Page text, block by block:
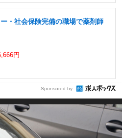
・社会保険完備の職場で薬剤師
円
Sponsored by